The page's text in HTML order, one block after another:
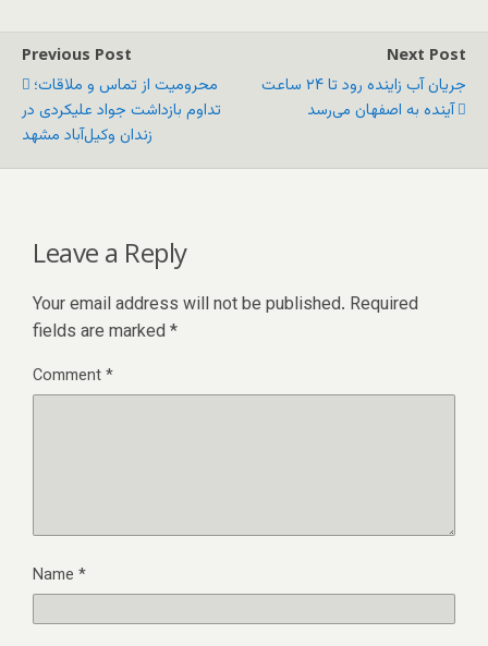
Previous Post
محرومیت از تماس و ملاقات؛
تداوم بازداشت جواد علیکردی در
زندان وکیل‌آباد مشهد
Next Post
جریان آب زاینده رود تا ۲۴ ساعت
آینده به اصفهان می‌رسد
Leave a Reply
Your email address will not be published. Required
fields are marked *
Comment*
Name *